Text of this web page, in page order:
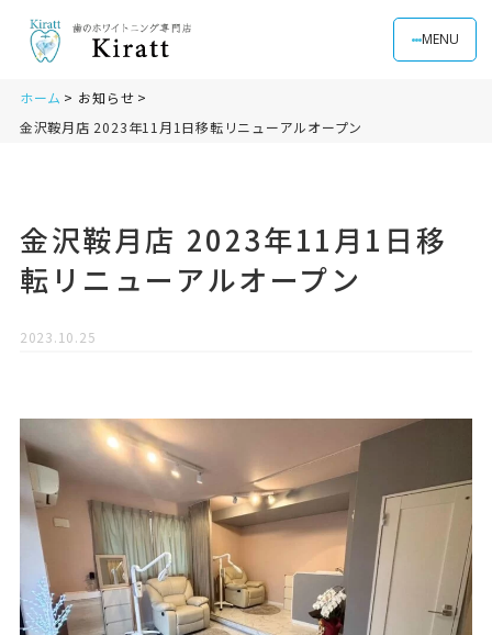
MENU
ホーム
お知らせ
金沢鞍月店 2023年11月1日移転リニューアルオープン
金沢鞍月店 2023年11月1日移
転リニューアルオープン
2023.10.25